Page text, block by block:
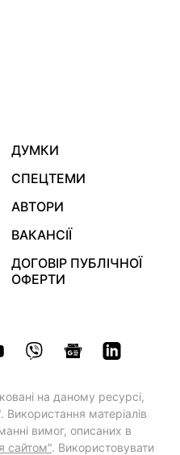
ДУМКИ
СПЕЦТЕМИ
АВТОРИ
ВАКАНСІЇ
ДОГОВІР ПУБЛІЧНОЇ
ОФЕРТИ
на даному ресурсі,
матеріалів
вимог, описаних в
сайтом". Використовувати